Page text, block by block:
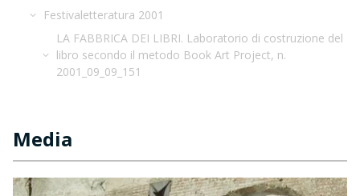
Festivaletteratura 2001
LA FABBRICA DEI LIBRI. Laboratorio di costruzione del
libro secondo il metodo Book Art Project, n.
2001_09_09_151
Media